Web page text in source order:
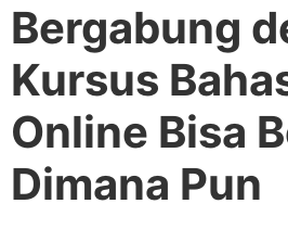
Bergabung
Kursus
Online Bisa
Dimana Pun